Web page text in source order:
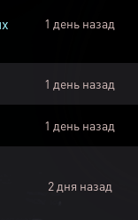
1 день назад
1 день назад
1 день назад
2 дня назад